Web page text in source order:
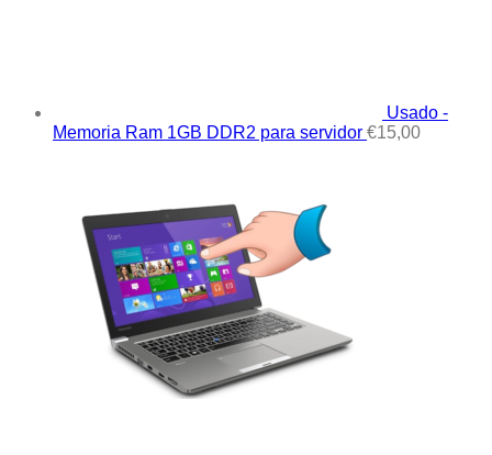
Usado -
Memoria Ram 1GB DDR2 para servidor €15,00